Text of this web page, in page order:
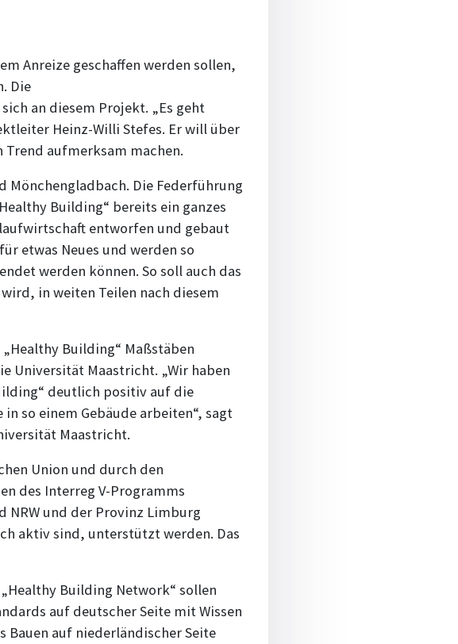
Anreize geschaffen werden sollen,
Die
an diesem Projekt. „Es geht
Heinz-Willi Stefes. Er will über
aufmerksam machen.
Die Federführung
Building“ bereits ein ganzes
entworfen und gebaut
etwas Neues und werden so
werden können. So soll auch das
in weiten Teilen nach diesem
Building“ Maßstäben
Universität Maastricht. „Wir haben
deutlich positiv auf die
so einem Gebäude arbeiten“, sagt
Maastricht.
Union und durch den
des Interreg V-Programms
NRW und der Provinz Limburg
aktiv sind, unterstützt werden. Das
Building Network“ sollen
auf deutscher Seite mit Wissen
Bauen auf niederländischer Seite